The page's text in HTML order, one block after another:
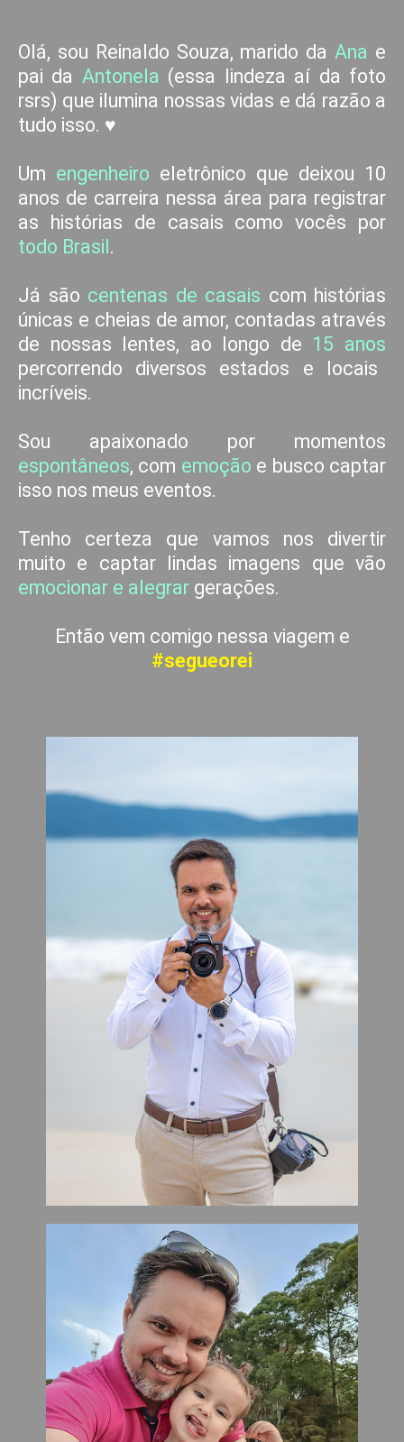
Olá, sou Reinaldo Souza, marido da Ana e
pai da Antonela (essa lindeza aí da foto
rsrs) que ilumina nossas vidas e dá razão a
tudo isso. ♥
Um engenheiro eletrônico que deixou 10
anos de carreira nessa área para registrar
as histórias de casais como vocês por
todo Brasil.
Já são centenas de casais com histórias
únicas e cheias de amor, contadas através
de nossas lentes, ao longo de 15 anos
percorrendo diversos estados e locais
incríveis.
Sou apaixonado por momentos
espontâneos, com emoção e busco captar
isso nos meus eventos.
Tenho certeza que vamos nos divertir
muito e captar lindas imagens que vão
emocionar e alegrar gerações.
Então vem comigo nessa viagem e
#segueorei